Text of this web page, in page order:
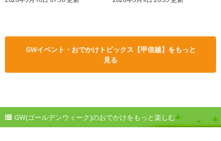
GWイベント・おでかけトピックス【甲信越】をもっと
見る
GW(ゴールデンウィーク)のおでかけをもっと楽しむ